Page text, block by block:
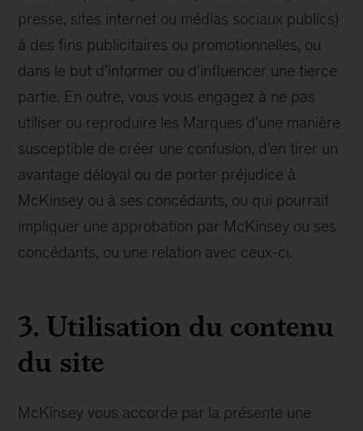
presse, sites internet ou médias sociaux publics)
à des fins publicitaires ou promotionnelles, ou
dans le but d'informer ou d'influencer une tierce
partie. En outre, vous vous engagez à ne pas
utiliser ou reproduire les Marques d'une manière
susceptible de créer une confusion, d’en tirer un
avantage déloyal ou de porter préjudice à
McKinsey ou à ses concédants, ou qui pourrait
impliquer une approbation par McKinsey ou ses
concédants, ou une relation avec ceux-ci.
3. Utilisation du contenu
du site
McKinsey vous accorde par la présente une